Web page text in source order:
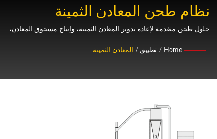
نظام طحن المعادن الثمينة
للنحاس والألمنيوم ومعالجة المواد
الإلكترونية
حلول طحن متقدمة لإعادة تدوير المعادن الثمينة، وإنتاج مسحوق المعادن،
Home
/ تطبيق / المعادن الثمينة